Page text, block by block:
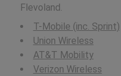
Flevoland.
T-Mobile (inc. Sprint)
Union Wireless
AT&T Mobility
Verizon Wireless